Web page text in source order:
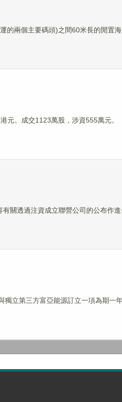
的兩個主要碼頭)之間60米長的閒置
元。成交1123萬股，涉資555萬元。
關透過注資成立聯營公司的公布作
立第三方富亞能源訂立一項為期一